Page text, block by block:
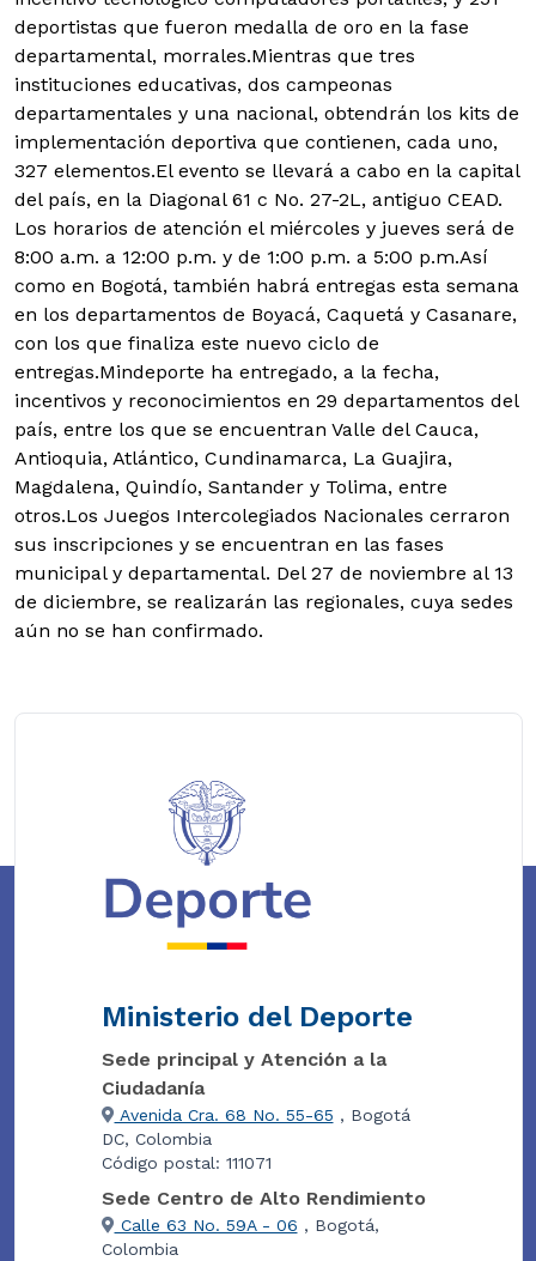
deportistas que fueron medalla de oro en la fase
departamental, morrales.Mientras que tres
instituciones educativas, dos campeonas
departamentales y una nacional, obtendrán los kits de
implementación deportiva que contienen, cada uno,
327 elementos.El evento se llevará a cabo en la capital
del país, en la Diagonal 61 c No. 27-2L, antiguo CEAD.
Los horarios de atención el miércoles y jueves será de
8:00 a.m. a 12:00 p.m. y de 1:00 p.m. a 5:00 p.m.Así
como en Bogotá, también habrá entregas esta semana
en los departamentos de Boyacá, Caquetá y Casanare,
con los que finaliza este nuevo ciclo de
entregas.Mindeporte ha entregado, a la fecha,
incentivos y reconocimientos en 29 departamentos del
país, entre los que se encuentran Valle del Cauca,
Antioquia, Atlántico, Cundinamarca, La Guajira,
Magdalena, Quindío, Santander y Tolima, entre
otros.Los Juegos Intercolegiados Nacionales cerraron
sus inscripciones y se encuentran en las fases
municipal y departamental. Del 27 de noviembre al 13
de diciembre, se realizarán las regionales, cuya sedes
aún no se han confirmado.
Ministerio del Deporte
Sede principal y Atención a la
Ciudadanía
Avenida Cra. 68 No. 55-65 , Bogotá
DC, Colombia
Código postal: 111071
Sede Centro de Alto Rendimiento
Calle 63 No. 59A - 06 , Bogotá,
Colombia